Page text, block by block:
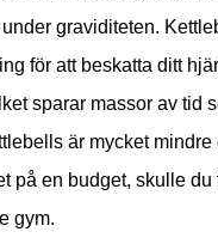
graviditeten.
för att beskatta ditt
sparar massor av tid
är mycket
på en budget, skulle
gym.